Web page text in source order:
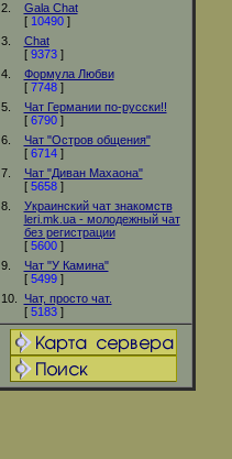
2.
Gala Chat
[ 10490]
3.
Chat
[ 9373]
4.
Формула Любви
[ 7748]
5.
Чат Германии по-русски!!
[ 6790]
6.
Чат "Остров общения"
[ 6714]
7.
Чат "Диван Махаона"
[ 5658]
8.
Украинский чат знакомств
leri.mk.ua - молодежный чат
без регистрации
[ 5600]
9.
Чат "У Камина"
[ 5499]
10.
Чат, просто чат.
[ 5183]